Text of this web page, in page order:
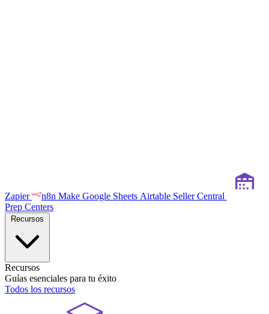
Zapier n8n Make Google Sheets Airtable Seller Central
Prep Centers
Recursos
Guías esenciales para tu éxito
Todos los recursos